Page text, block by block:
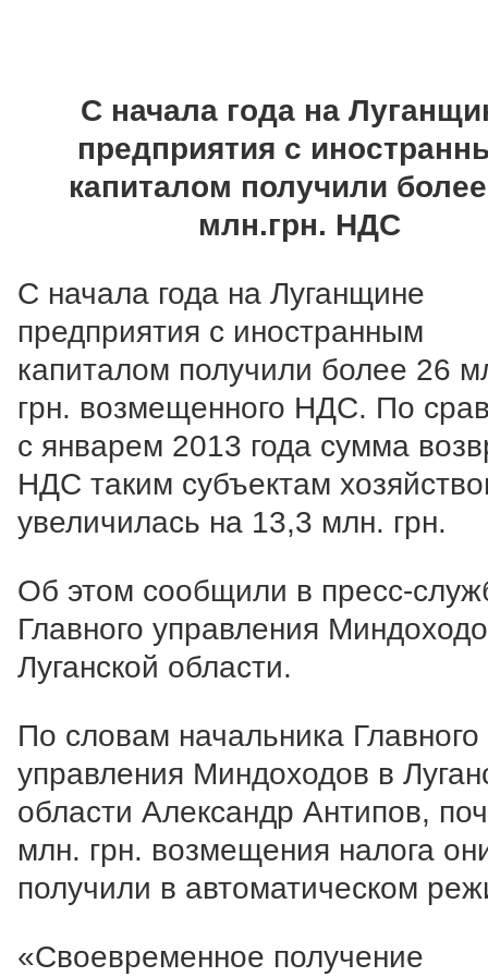
С начала года на
предприятия с
капиталом получили
млн.грн. НДС
С начала года на Луганщине
предприятия с иностранным
капиталом получили более 26
грн. возмещенного НДС. По
с январем 2013 года сумма
НДС таким субъектам
увеличилась на 13,3 млн. грн.
Об этом сообщили в пресс-
Главного управления
Луганской области.
По словам начальника Главного
управления Миндоходов в
области Александр Антипов,
млн. грн. возмещения налога
получили в автоматическом
«Своевременное получение